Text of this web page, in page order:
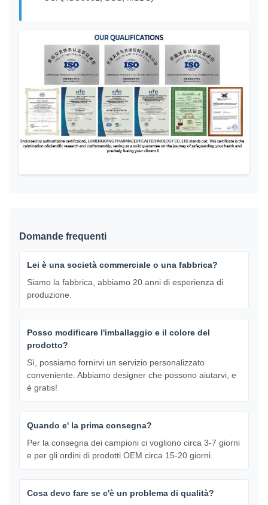
Domande frequenti
Lei è una società commerciale o una fabbrica?
Siamo la fabbrica, abbiamo 20 anni di esperienza di
produzione.
Posso modificare l'imballaggio e il colore del
prodotto?
Sì, possiamo fornirvi un servizio personalizzato
conveniente. Abbiamo designer che possono aiutarvi, e
è gratis!
Quando e' la prima consegna?
Per la consegna dei campioni ci vogliono circa 3-7 giorni
e per gli ordini di prodotti OEM circa 15-20 giorni.
Cosa devo fare se c'è un problema di qualità?